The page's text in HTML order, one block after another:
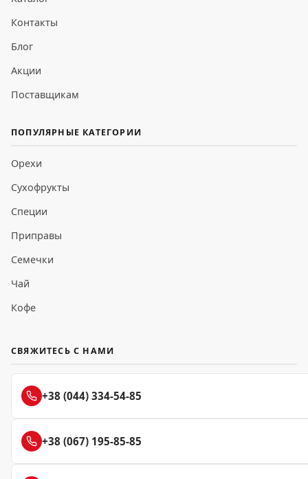
Контакты
Блог
Акции
Поставщикам
ПОПУЛЯРНЫЕ КАТЕГОРИИ
Орехи
Сухофрукты
Специи
Приправы
Семечки
Чай
Кофе
СВЯЖИТЕСЬ С НАМИ
+38 (044) 334-54-85
+38 (067) 195-85-85